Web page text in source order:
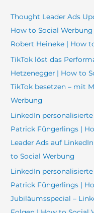
Thought Leader Ads
How to Social Werbung
Robert Heineke | How
TikTok löst das
Hetzenegger | How to
TikTok besetzen – mit
Werbung
LinkedIn
Patrick Füngerlings |
Leader Ads auf
to Social Werbung
LinkedIn
Patrick Füngerlings |
Jubiläumsspecial –